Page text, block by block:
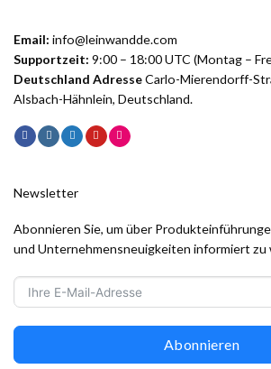
Email: info@leinwandde.com
Supportzeit: 9:00 – 18:00 UTC (Montag –
Deutschland AdresseCarlo-Mierendorff-
Alsbach-Hähnlein, Deutschland.
Newsletter
Abonnieren Sie, um über
und Unternehmensneuigkeiten informiert zu
Abonnieren